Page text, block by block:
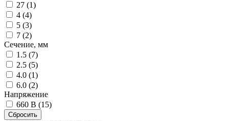
27 (1)
4 (4)
5 (3)
7 (2)
Сечение, мм
1.5 (7)
2.5 (5)
4.0 (1)
6.0 (2)
Напряжение
660 В (15)